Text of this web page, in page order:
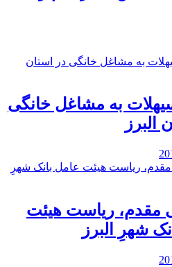
به مشاغل خانگی
البرز
مقدم، ریاست هیئت
شهرِ البرز